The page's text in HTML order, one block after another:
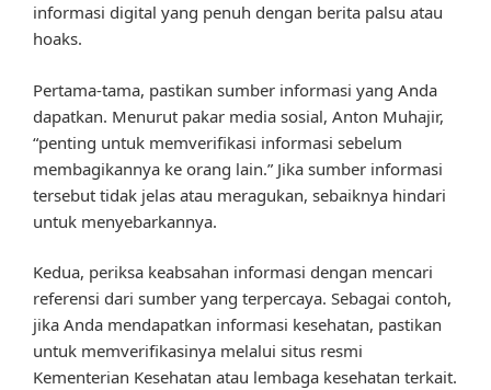
informasi digital yang penuh dengan berita palsu atau
hoaks.
Pertama-tama, pastikan sumber informasi yang Anda
dapatkan. Menurut pakar media sosial, Anton Muhajir,
“penting untuk memverifikasi informasi sebelum
membagikannya ke orang lain.” Jika sumber informasi
tersebut tidak jelas atau meragukan, sebaiknya hindari
untuk menyebarkannya.
Kedua, periksa keabsahan informasi dengan mencari
referensi dari sumber yang terpercaya. Sebagai contoh,
jika Anda mendapatkan informasi kesehatan, pastikan
untuk memverifikasinya melalui situs resmi
Kementerian Kesehatan atau lembaga kesehatan terkait.